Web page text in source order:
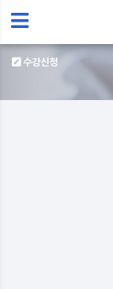
수강신청